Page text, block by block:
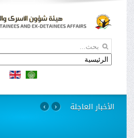
الأخبار العاجلة › ‹